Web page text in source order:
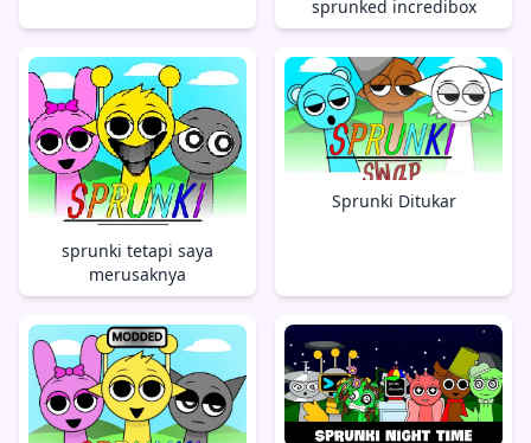
sprunked incredibox
sprunki tetapi saya
merusaknya
Sprunki Ditukar